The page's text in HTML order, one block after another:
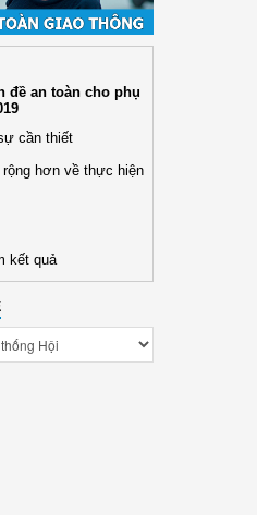
đề an toàn cho phụ
cần thiết
hơn về thực hiện
kết quả